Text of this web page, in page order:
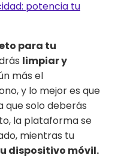
potencia tu
para tu
limpiar y
más el
y lo mejor es que
que solo deberás
la plataforma se
mientras tu
dispositivo móvil.